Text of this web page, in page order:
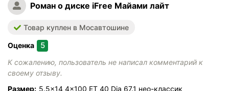
Роман о диске iFree Майами лайт
Товар куплен в Мосавтошине
Оценка 5
К сожалению, пользователь не написал комментарий к
своему отзыву.
Размер: 5.5x14 4x100 ET 40 Dia 67.1 нео-классик